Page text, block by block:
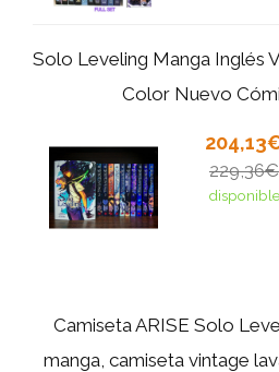
Solo Leveling Manga Inglés
Color Nuevo
229,36€
disponible
Camiseta ARISE Solo
manga, camiseta vintage